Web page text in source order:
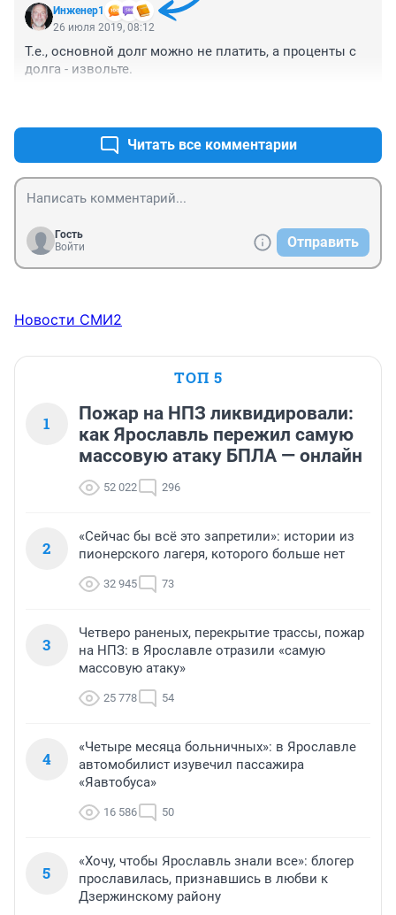
Инженер1
26 июля 2019, 08:12
Т.е., основной долг можно не платить, а проценты с
долга - извольте.
Читать все комментарии
Гость
Войти
Отправить
Новости СМИ2
ТОП 5
1
Пожар на НПЗ ликвидировали:
как Ярославль пережил самую
массовую атаку БПЛА — онлайн
52 022 296
2
«Сейчас бы всё это запретили»: истории из
пионерского лагеря, которого больше нет
32 945 73
3
Четверо раненых, перекрытие трассы, пожар
на НПЗ: в Ярославле отразили «самую
массовую атаку»
25 778 54
4
«Четыре месяца больничных»: в Ярославле
автомобилист изувечил пассажира
«Яавтобуса»
16 586 50
5
«Хочу, чтобы Ярославль знали все»: блогер
прославилась, признавшись в любви к
Дзержинскому району